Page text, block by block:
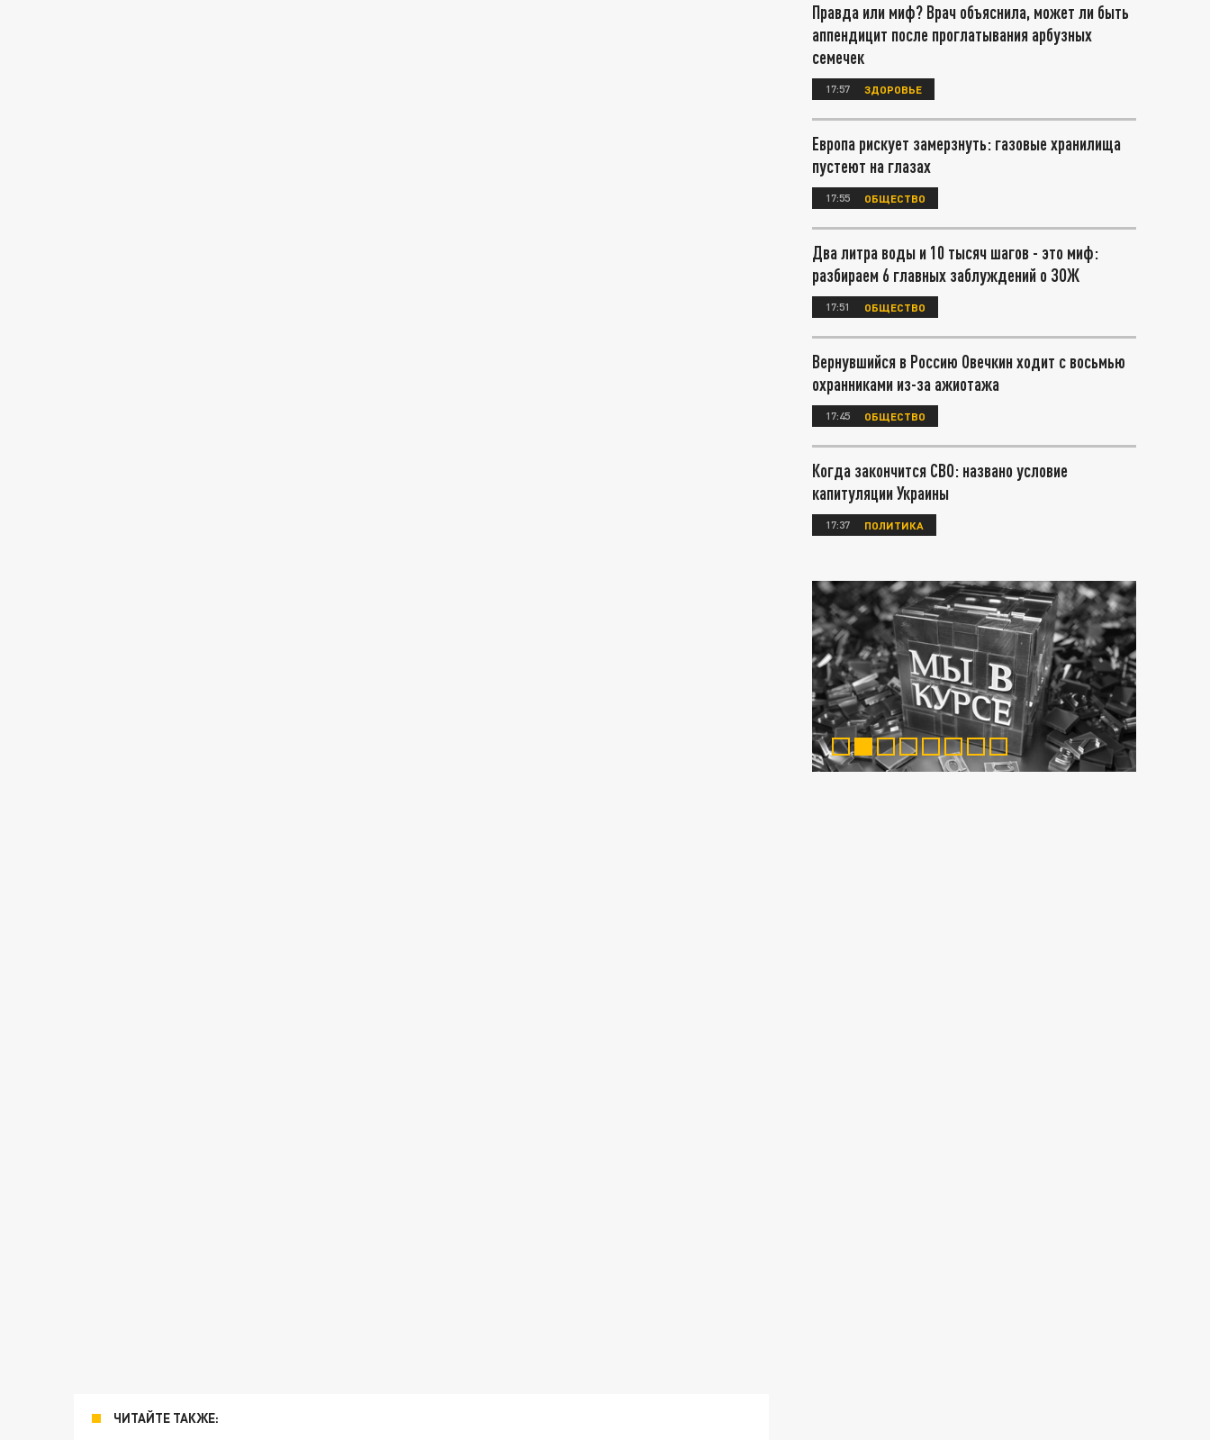
ЧИТАЙТЕ ТАКЖЕ:
Правда или миф? Врач объяснила, может ли быть
аппендицит после проглатывания арбузных
семечек
17:57 ЗДОРОВЬЕ
Европа рискует замерзнуть: газовые хранилища
пустеют на глазах
17:55 ОБЩЕСТВО
Два литра воды и 10 тысяч шагов - это миф:
разбираем 6 главных заблуждений о ЗОЖ
17:51 ОБЩЕСТВО
Вернувшийся в Россию Овечкин ходит с восьмью
охранниками из-за ажиотажа
17:45 ОБЩЕСТВО
Когда закончится СВО: названо условие
капитуляции Украины
17:37 ПОЛИТИКА